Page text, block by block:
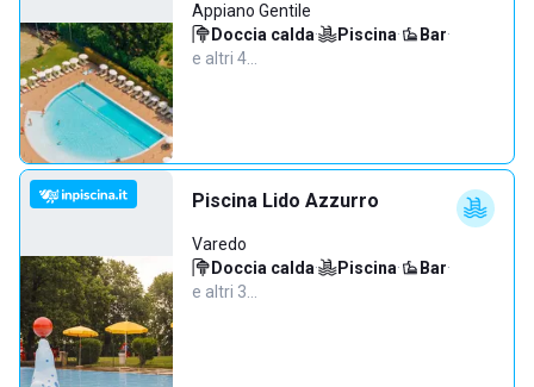
Appiano Gentile
Doccia calda· Piscina· Bar·
e altri 4…
Piscina Lido Azzurro
Varedo
Doccia calda· Piscina· Bar·
e altri 3…